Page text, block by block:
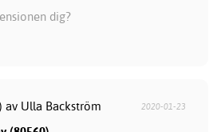
dig?
av Ulla Backström 2020-01-23